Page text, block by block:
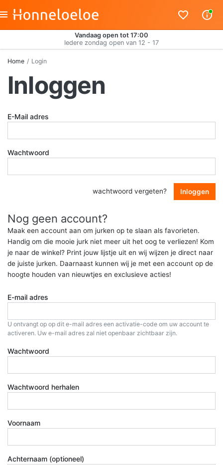
Vandaag open tot 17:00
Iedere zondag open van 12 - 17
Home Login
Inloggen
E-Mail adres
Wachtwoord
wachtwoord vergeten? Inloggen
Nog geen account?
Maak een account aan om jurken op te slaan als favorieten.
Handig om die mooie jurk niet meer uit het oog te verliezen! Kom
je naar de winkel? Print jouw lijstje uit en wij wijzen je direct naar
de juiste jurken. Daarnaast kunnen wij je met een account op de
hoogte houden van nieuwtjes en exclusieve acties!
E-mail adres
U ontvangt op op dit e-mail adres een activatie-code om uw account te
activeren. Uw e-mail adres zal niet openbaar zichtbaar zijn.
Wachtwoord
Wachtwoord herhalen
Voornaam
Achternaam (optioneel)